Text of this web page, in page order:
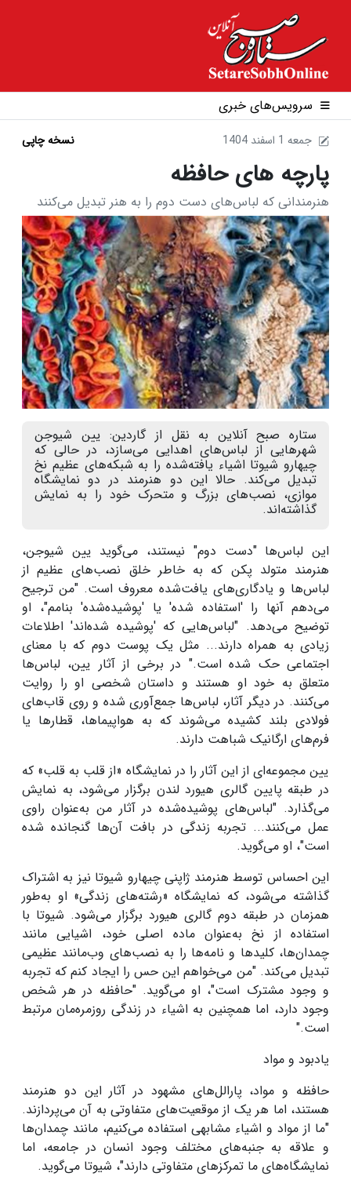
سرویس‌های خبری
1404 جمعه 1 اسفند نسخه چاپی
پارچه های حافظه
هنرمندانی که لباس‌های دست دوم را به هنر تبدیل می‌کنند
ستاره صبح آنلاین به نقل از گاردین: یین شیوجن
شهرهایی از لباس‌های اهدایی می‌سازد، در حالی که
چیهارو شیوتا اشیاء یافته‌شده را به شبکه‌های عظیم نخ
تبدیل می‌کند. حالا این دو هنرمند در دو نمایشگاه
موازی، نصب‌های بزرگ و متحرک خود را به نمایش
گذاشته‌اند.
این لباس‌ها "دست دوم" نیستند، می‌گوید یین شیوجن،
هنرمند متولد پکن که به خاطر خلق نصب‌های عظیم از
لباس‌ها و یادگاری‌های یافت‌شده معروف است. "من ترجیح
می‌دهم آنها را 'استفاده شده' یا 'پوشیده‌شده' بنامم"، او
توضیح می‌دهد. "لباس‌هایی که 'پوشیده شده‌اند' اطلاعات
زیادی به همراه دارند... مثل یک پوست دوم که با معنای
اجتماعی حک شده است." در برخی از آثار یین، لباس‌ها
متعلق به خود او هستند و داستان شخصی او را روایت
می‌کنند. در دیگر آثار، لباس‌ها جمع‌آوری شده و روی قاب‌های
فولادی بلند کشیده می‌شوند که به هواپیماها، قطارها یا
فرم‌های ارگانیک شباهت دارند.
یین مجموعه‌ای از این آثار را در نمایشگاه «از قلب به قلب» که
در طبقه پایین گالری هیورد لندن برگزار می‌شود، به نمایش
می‌گذارد. "لباس‌های پوشیده‌شده در آثار من به‌عنوان راوی
عمل می‌کنند... تجربه زندگی در بافت آن‌ها گنجانده شده
است"، او می‌گوید.
این احساس توسط هنرمند ژاپنی چیهارو شیوتا نیز به اشتراک
گذاشته می‌شود، که نمایشگاه «رشته‌های زندگی» او به‌طور
همزمان در طبقه دوم گالری هیورد برگزار می‌شود. شیوتا با
استفاده از نخ به‌عنوان ماده اصلی خود، اشیایی مانند
چمدان‌ها، کلیدها و نامه‌ها را به نصب‌های وب‌مانند عظیمی
تبدیل می‌کند. "من می‌خواهم این حس را ایجاد کنم که تجربه
و وجود مشترک است"، او می‌گوید. "حافظه در هر شخص
وجود دارد، اما همچنین به اشیاء در زندگی روزمره‌مان مرتبط
است."
یادبود و مواد
حافظه و مواد، پارالل‌های مشهود در آثار این دو هنرمند
هستند، اما هر یک از موقعیت‌های متفاوتی به آن می‌پردازند.
"ما از مواد و اشیاء مشابهی استفاده می‌کنیم، مانند چمدان‌ها
و علاقه به جنبه‌های مختلف وجود انسان در جامعه، اما
نمایشگاه‌های ما تمرکزهای متفاوتی دارند"، شیوتا می‌گوید.